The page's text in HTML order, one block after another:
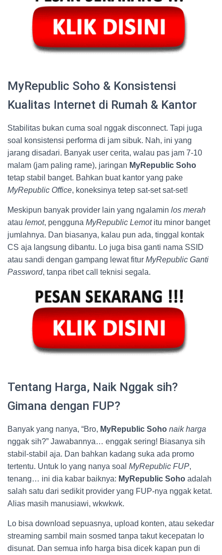
MyRepublic Soho & Konsistensi
Kualitas Internet di Rumah & Kantor
Stabilitas bukan cuma soal nggak disconnect. Tapi juga
soal konsistensi performa di jam sibuk. Nah, ini yang
jarang disadari. Banyak user cerita, walau pas jam 7-10
malam (jam paling rame), jaringan MyRepublic Soho
tetap stabil banget. Bahkan buat kantor yang pake
MyRepublic Office, koneksinya tetep sat-set sat-set!
Meskipun banyak provider lain yang ngalamin los merah
atau lemot, pengguna MyRepublic Lemotitu minor banget
jumlahnya. Dan biasanya, kalau pun ada, tinggal kontak
CS aja langsung dibantu. Lo juga bisa ganti nama SSID
atau sandi dengan gampang lewat fitur MyRepublic Ganti
Password, tanpa ribet call teknisi segala.
Tentang Harga, Naik Nggak sih?
Gimana dengan FUP?
Banyak yang nanya, “Bro, MyRepublic Soho naik harga
nggak sih?” Jawabannya… enggak sering! Biasanya sih
stabil-stabil aja. Dan bahkan kadang suka ada promo
tertentu. Untuk lo yang nanya soal MyRepublic FUP,
tenang… ini dia kabar baiknya: MyRepublic Soho adalah
salah satu dari sedikit provider yang FUP-nya nggak ketat.
Alias masih manusiawi, wkwkwk.
Lo bisa download sepuasnya, upload konten, atau sekedar
streaming sambil main sosmed tanpa takut kecepatan lo
disunat. Dan semua info harga bisa dicek kapan pun di